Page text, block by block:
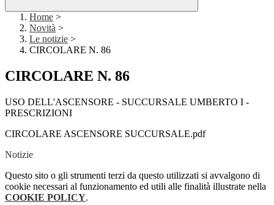
Home >
Novità >
Le notizie >
CIRCOLARE N. 86
CIRCOLARE N. 86
USO DELL'ASCENSORE - SUCCURSALE UMBERTO I -
PRESCRIZIONI
CIRCOLARE ASCENSORE SUCCURSALE.pdf
Notizie
Questo sito o gli strumenti terzi da questo utilizzati si avvalgono di
cookie necessari al funzionamento ed utili alle finalità illustrate nella
COOKIE POLICY.